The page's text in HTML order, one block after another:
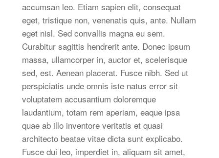
accumsan leo. Etiam sapien elit, consequat
eget, tristique non, venenatis quis, ante. Nullam
eget nisl. Sed convallis magna eu sem.
Curabitur sagittis hendrerit ante. Donec ipsum
massa, ullamcorper in, auctor et, scelerisque
sed, est. Aenean placerat. Fusce nibh. Sed ut
perspiciatis unde omnis iste natus error sit
voluptatem accusantium doloremque
laudantium, totam rem aperiam, eaque ipsa
quae ab illo inventore veritatis et quasi
architecto beatae vitae dicta sunt explicabo.
Fusce dui leo, imperdiet in, aliquam sit amet,